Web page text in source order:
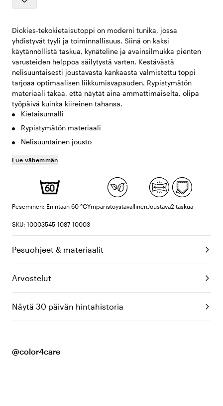
Dickies-tekokietaisutoppi on moderni tunika, jossa
yhdistyvät tyyli ja toiminnallisuus. Siinä on kaksi
käytännöllistä taskua, kynäteline ja avainsilmukka pienten
varusteiden helppoa säilytystä varten. Kestävästä
nelisuuntaisesti joustavasta kankaasta valmistettu toppi
tarjoaa optimaalisen liikkumisvapauden. Rypistymätön
materiaali takaa, että näytät aina ammattimaiselta, olipa
työpäivä kuinka kiireinen tahansa.
Kietaisumalli
Rypistymätön materiaali
Nelisuuntainen jousto
Lue vähemmän
Peseminen: Enintään 60 °CYmpäristöystävällinenJoustava2 taskua
SKU: 10003545-1087-10003
Pesuohjeet & materiaalit
Arvostelut
Näytä 30 päivän hintahistoria
@color4care